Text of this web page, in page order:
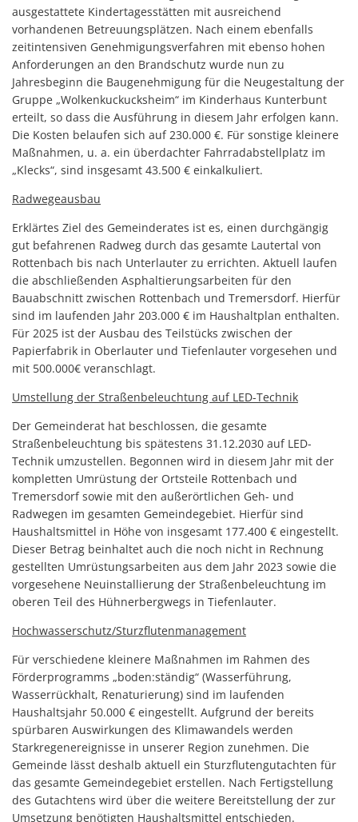
ausgestattete Kindertagesstätten mit ausreichend
vorhandenen Betreuungsplätzen. Nach einem ebenfalls
zeitintensiven Genehmigungsverfahren mit ebenso hohen
Anforderungen an den Brandschutz wurde nun zu
Jahresbeginn die Baugenehmigung für die Neugestaltung der
Gruppe „Wolkenkuckucksheim“ im Kinderhaus Kunterbunt
erteilt, so dass die Ausführung in diesem Jahr erfolgen kann.
Die Kosten belaufen sich auf 230.000 €. Für sonstige kleinere
Maßnahmen, u. a. ein überdachter Fahrradabstellplatz im
„Klecks“, sind insgesamt 43.500 € einkalkuliert.
Radwegeausbau
Erklärtes Ziel des Gemeinderates ist es, einen durchgängig
gut befahrenen Radweg durch das gesamte Lautertal von
Rottenbach bis nach Unterlauter zu errichten. Aktuell laufen
die abschließenden Asphaltierungsarbeiten für den
Bauabschnitt zwischen Rottenbach und Tremersdorf. Hierfür
sind im laufenden Jahr 203.000 € im Haushaltplan enthalten.
Für 2025 ist der Ausbau des Teilstücks zwischen der
Papierfabrik in Oberlauter und Tiefenlauter vorgesehen und
mit 500.000€ veranschlagt.
Umstellung der Straßenbeleuchtung auf LED-Technik
Der Gemeinderat hat beschlossen, die gesamte
Straßenbeleuchtung bis spätestens 31.12.2030 auf LED-
Technik umzustellen. Begonnen wird in diesem Jahr mit der
kompletten Umrüstung der Ortsteile Rottenbach und
Tremersdorf sowie mit den außerörtlichen Geh- und
Radwegen im gesamten Gemeindegebiet. Hierfür sind
Haushaltsmittel in Höhe von insgesamt 177.400 € eingestellt.
Dieser Betrag beinhaltet auch die noch nicht in Rechnung
gestellten Umrüstungsarbeiten aus dem Jahr 2023 sowie die
vorgesehene Neuinstallierung der Straßenbeleuchtung im
oberen Teil des Hühnerbergwegs in Tiefenlauter.
Hochwasserschutz/Sturzflutenmanagement
Für verschiedene kleinere Maßnahmen im Rahmen des
Förderprogramms „boden:ständig“ (Wasserführung,
Wasserrückhalt, Renaturierung) sind im laufenden
Haushaltsjahr 50.000 € eingestellt. Aufgrund der bereits
spürbaren Auswirkungen des Klimawandels werden
Starkregenereignisse in unserer Region zunehmen. Die
Gemeinde lässt deshalb aktuell ein Sturzflutengutachten für
das gesamte Gemeindegebiet erstellen. Nach Fertigstellung
des Gutachtens wird über die weitere Bereitstellung der zur
Umsetzung benötigten Haushaltsmittel entschieden.